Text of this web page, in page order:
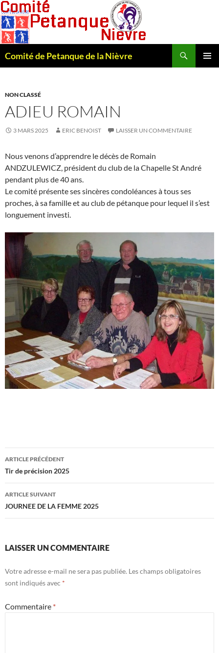
Comité de Petanque de la Nièvre
NON CLASSÉ
ADIEU ROMAIN
3 MARS 2025 ERIC BENOIST LAISSER UN COMMENTAIRE
Nous venons d’apprendre le décès de Romain
ANDZULEWICZ, président du club de la Chapelle St André
pendant plus de 40 ans.
Le comité présente ses sincères condoléances à tous ses
proches, à sa famille et au club de pétanque pour lequel il s’est
longuement investi.
Navigation
des
articles
ARTICLE PRÉCÉDENT
Tir de précision 2025
ARTICLE SUIVANT
JOURNEE DE LA FEMME 2025
LAISSER UN COMMENTAIRE
Votre adresse e-mail ne sera pas publiée. Les champs obligatoires
sont indiqués avec *
Commentaire *